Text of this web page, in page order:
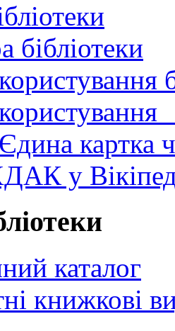
бібліотеки
картка
у
каталог
книжкові